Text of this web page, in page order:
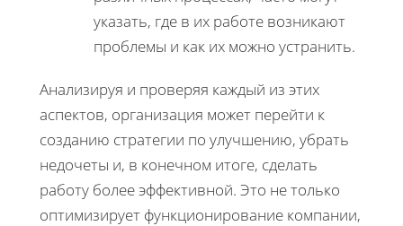
указать, где в их работе возникают
проблемы и как их можно устранить.
Анализируя и проверяя каждый из этих
аспектов, организация может перейти к
созданию стратегии по улучшению, убрать
недочеты и, в конечном итоге, сделать
работу более эффективной. Это не только
оптимизирует функционирование компании,